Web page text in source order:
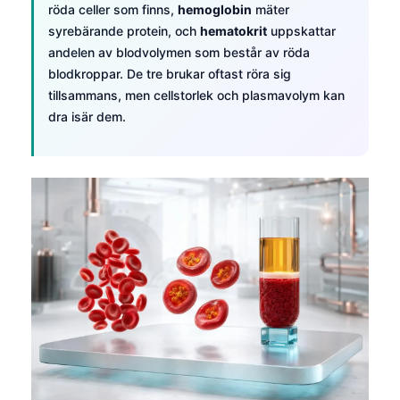
röda celler som finns, hemoglobin mäter
syrebärande protein, och hematokrit uppskattar
andelen av blodvolymen som består av röda
blodkroppar. De tre brukar oftast röra sig
tillsammans, men cellstorlek och plasmavolym kan
dra isär dem.